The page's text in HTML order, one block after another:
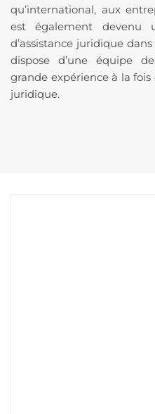
qu’international, aux
est également devenu
d’assistance juridique
dispose d’une équipe
grande expérience à la
juridique.